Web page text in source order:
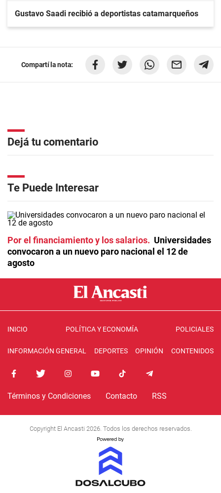
Gustavo Saadi recibió a deportistas catamarqueños
Compartí la nota:
Dejá tu comentario
Te Puede Interesar
Por el financiamiento y los salarios
Universidades
convocaron a un nuevo paro nacional el 12 de
agosto
INICIO POLÍTICA Y ECONOMÍA POLICIALES
INFORMACIÓN GENERAL DEPORTES OPINIÓN CONTENIDOS
Términos y Condiciones Contacto RSS
Copyright El Ancasti 2026. Todos los derechos reservados.